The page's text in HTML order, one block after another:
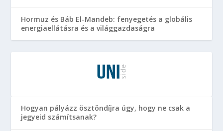
Hormuz és Báb El-Mandeb: fenyegetés a globális
energiaellátásra és a világgazdaságra
Hogyan pályázz ösztöndíjra úgy, hogy ne csak a
jegyeid számítsanak?